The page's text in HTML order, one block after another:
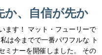
か、自信が先か
ます！ マット・フューリーで
は今までで一番パワフルな ト
ミナーを開催しました。 その